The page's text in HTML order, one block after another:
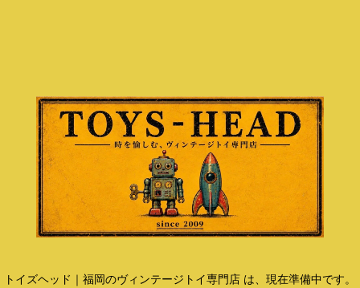
トイズヘッド｜福岡のヴィンテージトイ専門店 は、現在準備中です。